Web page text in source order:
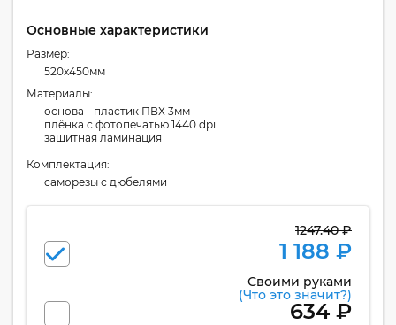
Основные характеристики
Размер:
520x450мм
Материалы:
основа - пластик ПВХ 3мм
плёнка с фотопечатью 1440 dpi
защитная ламинация
Комплектация:
cаморезы с дюбелями
1247.40 ₽
1 188 ₽
Своими руками
(Что это значит?)
634 ₽